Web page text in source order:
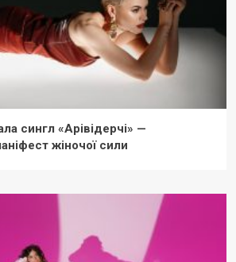
сингл «Арівідерчі» —
жіночої сили